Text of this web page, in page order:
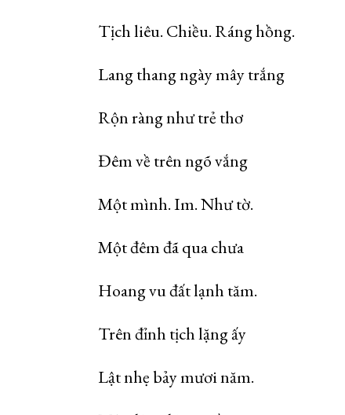
Tịch liêu. Chiều. Ráng hồng.
Lang thang ngày mây trắng
Rộn ràng như trẻ thơ
Đêm về trên ngõ vắng
Một mình. Im. Như tờ.
Một đêm đã qua chưa
Hoang vu đất lạnh tăm.
Trên đỉnh tịch lặng ấy
Lật nhẹ bảy mươi năm.